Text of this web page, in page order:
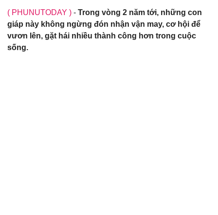
( PHUNUTODAY ) - Trong vòng 2 năm tới, những con
giáp này không ngừng đón nhận vận may, cơ hội để
vươn lên, gặt hái nhiều thành công hơn trong cuộc
sống.